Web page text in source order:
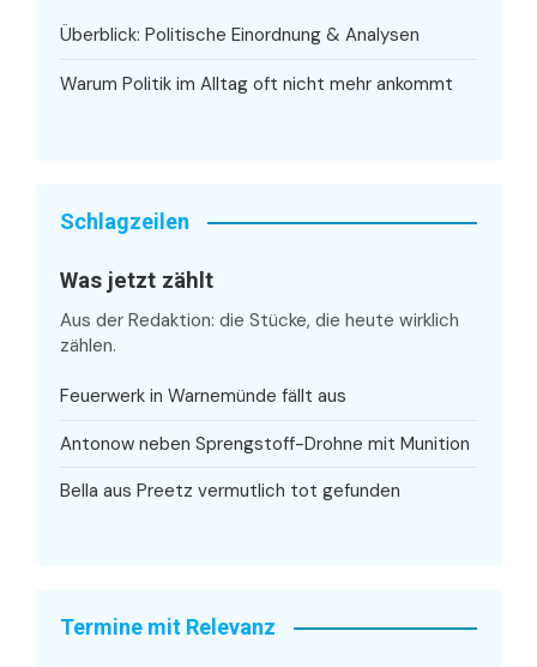
Überblick: Politische Einordnung & Analysen
Warum Politik im Alltag oft nicht mehr ankommt
Schlagzeilen
Was jetzt zählt
Aus der Redaktion: die Stücke, die heute wirklich
zählen.
Feuerwerk in Warnemünde fällt aus
Antonow neben Sprengstoff-Drohne mit Munition
Bella aus Preetz vermutlich tot gefunden
Termine mit Relevanz